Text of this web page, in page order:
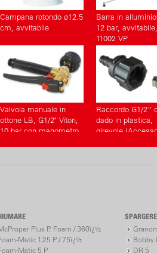
Campana rotondo ø12.5
cm, avvitabile
Barra in
12 bar,
11002 VP
Valvola manuale in
ottone LB, G1/2" Viton,
10 bar con manometro
Raccordo G1/2“
dado in plastica,
girevole
Plus P, Foam / 360ï¿½
Matic 1.25 P / 75ï¿½
Matic 5 P
Bobby
DR 5